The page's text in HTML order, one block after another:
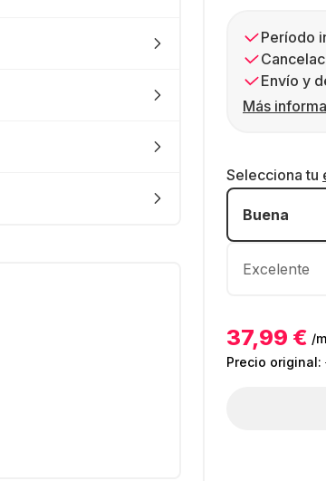
Período
Envío y
Más
Selecciona tu
Buena
Excelente
37,99 € /
Precio original: